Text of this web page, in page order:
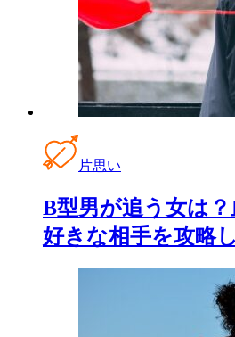
片思い
B型男が追う女は
好きな相手を攻略